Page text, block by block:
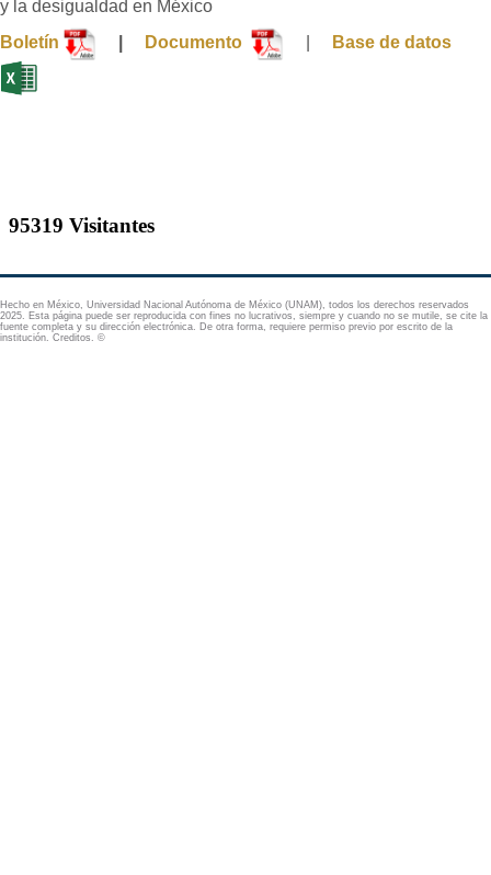
y la desigualdad en México
Boletín
Documento Base de datos
Hecho en México, Universidad Nacional Autónoma de México (UNAM), todos los derechos reservados
2025. Esta página puede ser reproducida con fines no lucrativos, siempre y cuando no se mutile, se cite la
fuente completa y su dirección electrónica. De otra forma, requiere permiso previo por escrito de la
institución. Creditos. ©